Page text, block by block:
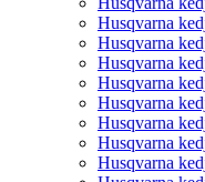
Husqvarna
Husqvarna
Husqvarna
Husqvarna
Husqvarna
Husqvarna
Husqvarna
Husqvarna